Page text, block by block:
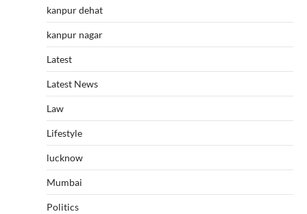
kanpur dehat
kanpur nagar
Latest
Latest News
Law
Lifestyle
lucknow
Mumbai
Politics